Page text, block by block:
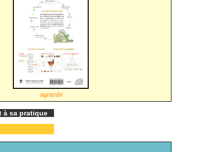
agrandir
à sa pratique